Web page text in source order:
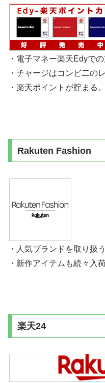
・電子マネー楽天Edyで
・チャージはコンビ二の
・楽天ポイントが貯まる。
Rakuten Fashion
・人気ブランドを取り扱
・新作アイテムも続々入荷
楽天24